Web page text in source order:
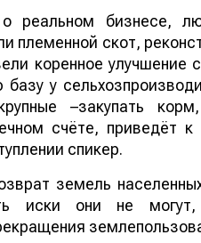
бизнесе,
племенной скот,
коренное улучшение
у
–закупать
счёте, приведёт
спикер.
земель
иски они не